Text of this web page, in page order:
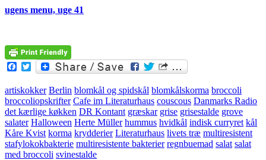
ugens menu, uge 41
Facebook
Twitter
artiskokker Berlin blomkål og spidskål blomkålskorma broccoli
broccoliopskrifter Cafe im Literaturhaus couscous Danmarks Radio
det kærlige køkken DR Kontant græskar grise grisestalde grove
salater Halloween Herte Müller hummus hvidkål indisk curryret kål
Kåre Kvist korma krydderier Literaturhaus livets træ multiresistent
stafylokokbakterie multiresistente bakterier regnbuemad salat salat
med broccoli svinestalde